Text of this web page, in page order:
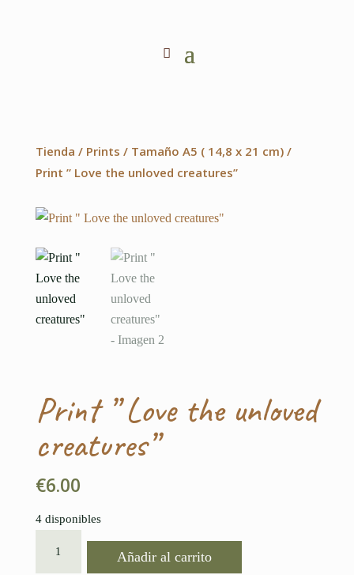
Tienda / Prints / Tamaño A5 ( 14,8 x 21 cm)/
Print ” Love the unloved creatures”
Print ” Love the unloved
creatures”
€6.00
4 disponibles
Añadir al carrito